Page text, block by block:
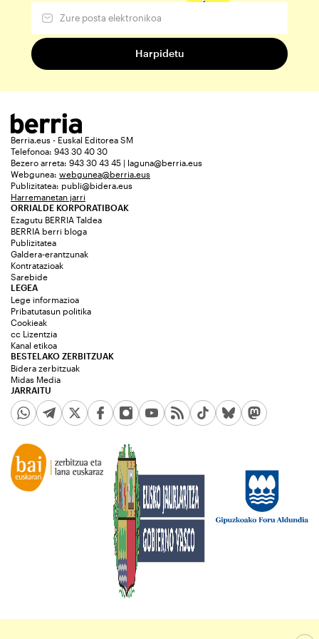
Berria.eus - Euskal Editorea SM
Telefonoa: 943 30 40 30
Bezero arreta: 943 30 43 45 | laguna@berria.eus
Webgunea: webgunea@berria.eus
Publizitatea: publi@bidera.eus
Harremanetan jarri
ORRIALDE KORPORATIBOAK
Ezagutu BERRIA Taldea
BERRIA berri bloga
Publizitatea
Galdera-erantzunak
Kontratazioak
Sarebide
JARRAITU
LEGEA
Lege informazioa
Pribatutasun politika
Cookieak
cc Lizentzia
Kanal etikoa
BESTELAKO ZERBITZUAK
Bidera zerbitzuak
Midas Media